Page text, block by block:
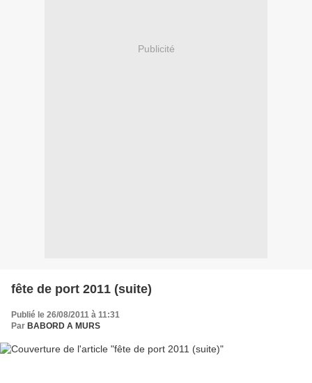
Publicité
fête de port 2011 (suite)
Publié le 26/08/2011 à 11:31
Par BABORD A MURS